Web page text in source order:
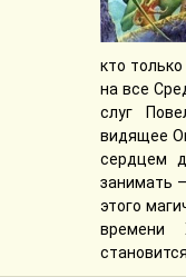
кто
на все
слуг
видящее
сердцем
занимать
этого
времени